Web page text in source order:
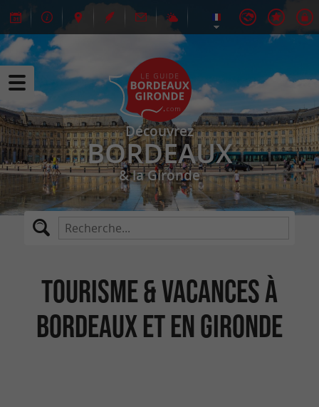
Découvrez
BORDEAUX
& la Gironde
Tourisme & Vacances à
Bordeaux et en Gironde